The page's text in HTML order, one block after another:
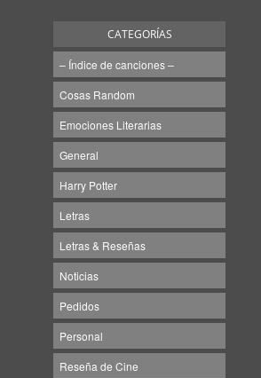
CATEGORÍAS
– Índice de canciones –
Cosas Random
Emociones Literarias
General
Harry Potter
Letras
Letras & Reseñas
Noticias
Pedidos
Personal
Reseña de Cine